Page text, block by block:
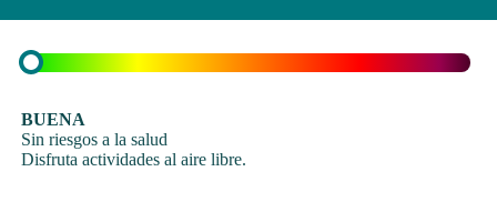
BUENA
Sin riesgos a la salud
Disfruta actividades al aire libre.